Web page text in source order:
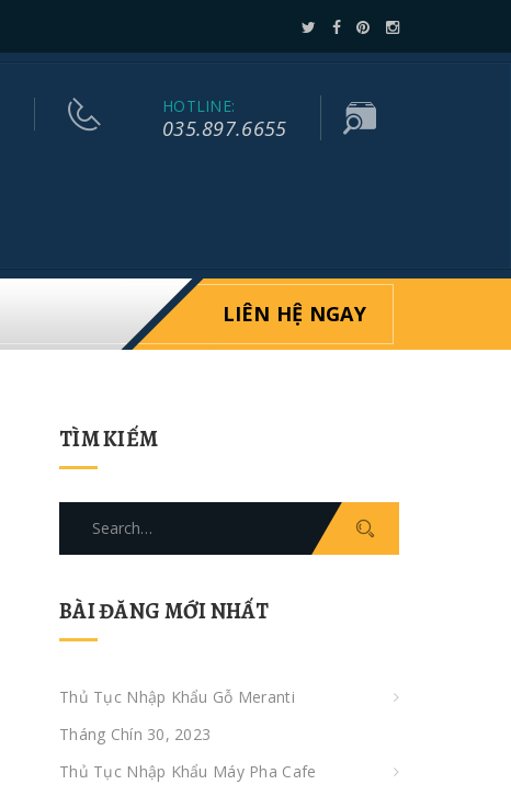
HOTLINE:
035.897.6655
LIÊN HỆ NGAY
TÌM KIẾM
BÀI ĐĂNG MỚI NHẤT
Thủ Tục Nhập Khẩu Gỗ Meranti
Tháng Chín 30, 2023
Thủ Tục Nhập Khẩu Máy Pha Cafe